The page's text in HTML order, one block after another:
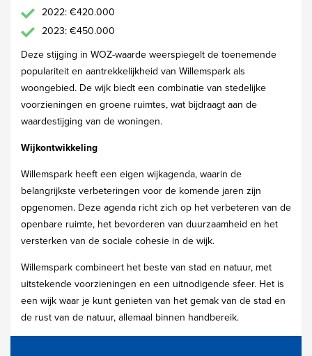
2022: €420.000
2023: €450.000
Deze stijging in WOZ-waarde weerspiegelt de toenemende
populariteit en aantrekkelijkheid van Willemspark als
woongebied. De wijk biedt een combinatie van stedelijke
voorzieningen en groene ruimtes, wat bijdraagt aan de
waardestijging van de woningen.
Wijkontwikkeling
Willemspark heeft een eigen wijkagenda, waarin de
belangrijkste verbeteringen voor de komende jaren zijn
opgenomen. Deze agenda richt zich op het verbeteren van de
openbare ruimte, het bevorderen van duurzaamheid en het
versterken van de sociale cohesie in de wijk.
Willemspark combineert het beste van stad en natuur, met
uitstekende voorzieningen en een uitnodigende sfeer. Het is
een wijk waar je kunt genieten van het gemak van de stad en
de rust van de natuur, allemaal binnen handbereik.